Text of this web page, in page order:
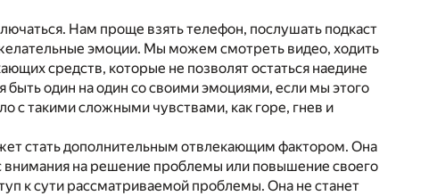
Нам проще взять телефон, послушать подкаст
эмоции. Мы можем смотреть видео, ходить
средств, которые не позволят остаться наедине
один на один со своими эмоциями, если мы этого
с такими сложными чувствами, как горе, гнев и
стать дополнительным отвлекающим фактором. Она
внимания на решение проблемы или повышение своего
к сути рассматриваемой проблемы. Она не станет